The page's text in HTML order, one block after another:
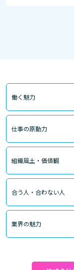
働く魅力
仕事の原動力
組織風土・価値観
合う人・合わない人
業界の魅力